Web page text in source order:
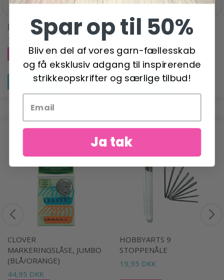
JÄRBO SOFT COTTON
18,95 DKK
23,95 DKK
Tilbud udløber 31/08/2026
Se produktet
LANA GROSSA ELLA
Se produktet
CLOVER
MARKERINGSLÅSE, JUMBO
(BLÅ/ORANGE)
44,95 DKK
HOBBYARTS 9
STOPPENÅLE
19,95 DKK
Spar op til 50%
Bliv en del af vores garn-fællesskab
og få eksklusiv adgang til inspirerende
strikkeopskrifter og særlige tilbud!
Ja tak